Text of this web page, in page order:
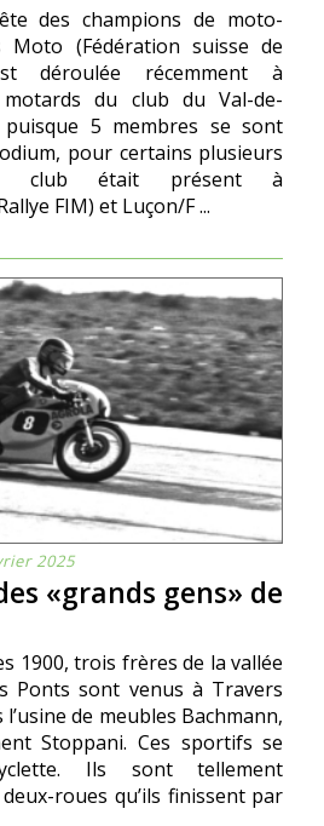
des champions de moto-
Moto (Fédération suisse de
déroulée récemment à
motards du club du Val-de-
5 membres se sont
pour certains plusieurs
club était présent à
FIM) et Luçon/F ...
2025
«grands gens» de
1900, trois frères de la vallée
Ponts sont venus à Travers
de meubles Bachmann,
Stoppani. Ces sportifs se
Ils sont tellement
roues qu’ils finissent par